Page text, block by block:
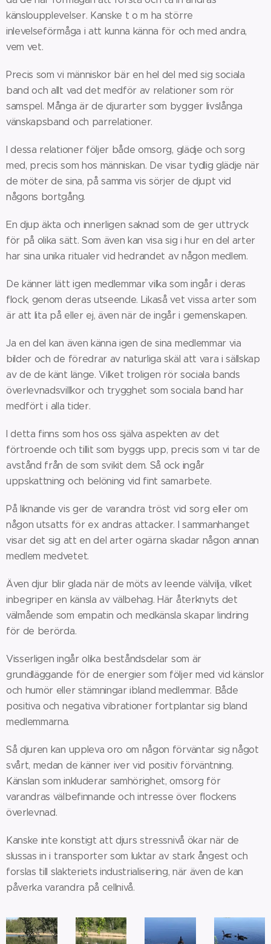
känsloupplevelser. Kanske t o m ha större
inlevelseförmåga i att kunna känna för och med andra,
vem vet.
Precis som vi människor bär en hel del med sig sociala
band och allt vad det medför av relationer som rör
samspel. Många är de djurarter som bygger livslånga
vänskapsband och parrelationer.
I dessa relationer följer både omsorg, glädje och sorg
med, precis som hos människan. De visar tydlig glädje när
de möter de sina, på samma vis sörjer de djupt vid
någons bortgång.
En djup äkta och innerligen saknad som de ger uttryck
för på olika sätt. Som även kan visa sig i hur en del arter
har sina unika ritualer vid hedrandet av någon medlem.
De känner lätt igen medlemmar vilka som ingår i deras
flock, genom deras utseende. Likaså vet vissa arter som
är att lita på eller ej, även när de ingår i gemenskapen.
Ja en del kan även känna igen de sina medlemmar via
bilder och de föredrar av naturliga skäl att vara i sällskap
av de de känt länge. Vilket troligen rör sociala bands
överlevnadsvillkor och trygghet som sociala band har
medfört i alla tider.
I detta finns som hos oss själva aspekten av det
förtroende och tillit som byggs upp, precis som vi tar de
avstånd från de som svikit dem. Så ock ingår
uppskattning och belöning vid fint samarbete.
På liknande vis ger de varandra tröst vid sorg eller om
någon utsatts för ex andras attacker. I sammanhanget
visar det sig att en del arter ogärna skadar någon annan
medlem medvetet.
Även djur blir glada när de möts av leende välvilja, vilket
inbegriper en känsla av välbehag. Här återknyts det
välmående som empatin och medkänsla skapar lindring
för de berörda.
Visserligen ingår olika beståndsdelar som är
grundläggande för de energier som följer med vid känslor
och humör eller stämningar ibland medlemmar. Både
positiva och negativa vibrationer fortplantar sig bland
medlemmarna.
Så djuren kan uppleva oro om någon förväntar sig något
svårt, medan de känner iver vid positiv förväntning.
Känslan som inkluderar samhörighet, omsorg för
varandras välbefinnande och intresse över flockens
överlevnad.
Kanske inte konstigt att djurs stressnivå ökar när de
slussas in i transporter som luktar av stark ångest och
forslas till slakteriets industrialisering, när även de kan
påverka varandra på cellnivå.